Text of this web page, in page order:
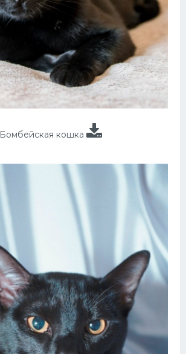
Бомбейская кошка